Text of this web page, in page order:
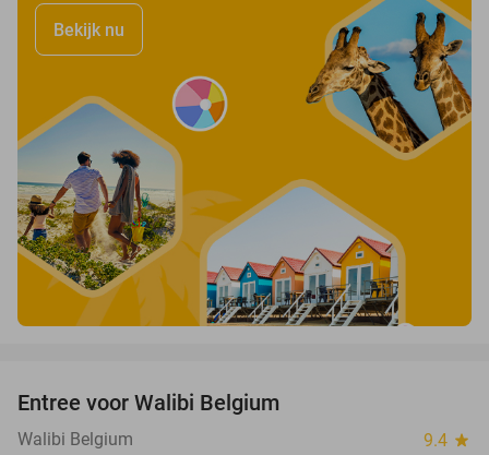
Bekijk nu
Entree voor Walibi Belgium
Walibi Belgium 9.4 star